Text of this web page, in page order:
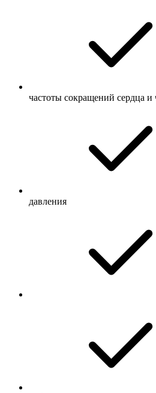
частоты сокращений сердца и
давления